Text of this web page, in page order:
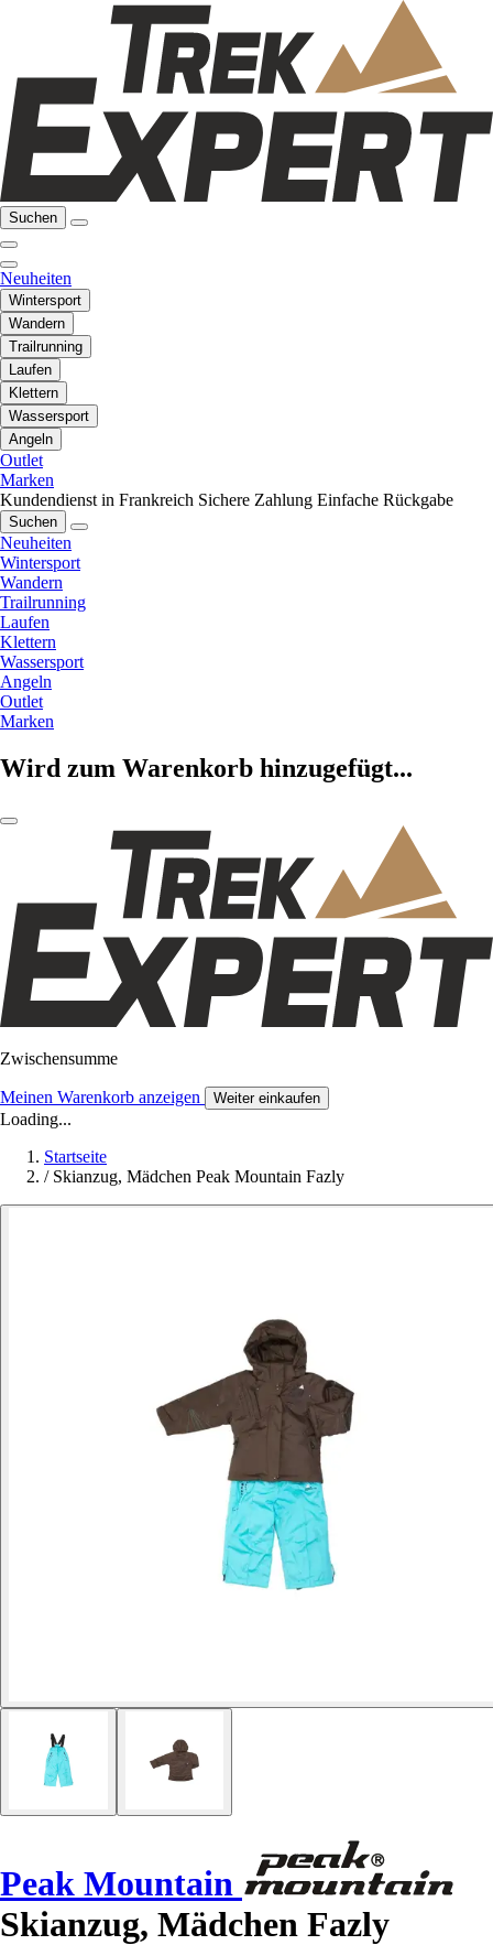
Suchen
Neuheiten
Wintersport
Wandern
Trailrunning
Laufen
Klettern
Wassersport
Angeln
Outlet
Marken
Kundendienst in Frankreich Sichere Zahlung Einfache Rückgabe
Suchen
Neuheiten
Wintersport
Wandern
Trailrunning
Laufen
Klettern
Wassersport
Angeln
Outlet
Marken
Wird zum Warenkorb hinzugefügt...
Zwischensumme
Meinen Warenkorb anzeigen Weiter einkaufen
Loading...
Startseite
/ Skianzug, Mädchen Peak Mountain Fazly
Peak Mountain
Skianzug, Mädchen Fazly